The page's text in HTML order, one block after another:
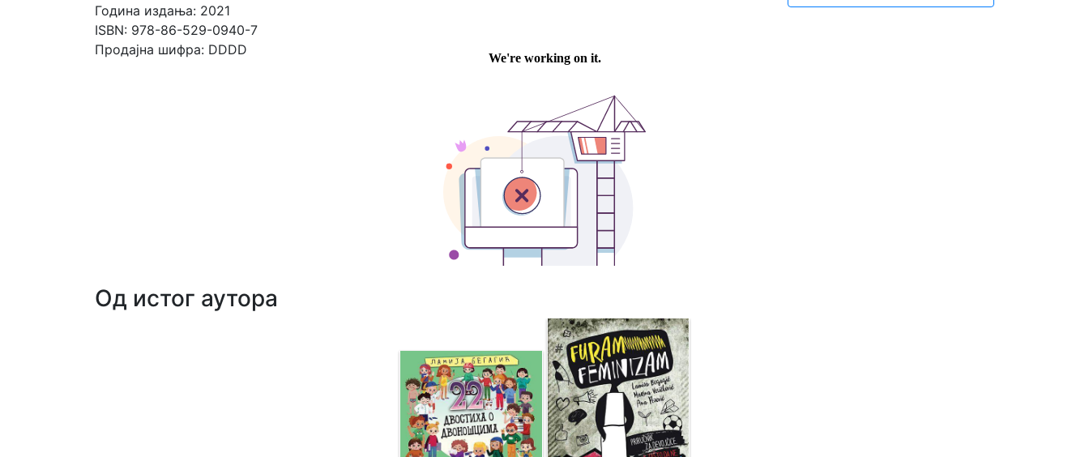
Година издања: 2021
ISBN: 978-86-529-0940-7
Продајна шифра: DDDD
Од истог аутора